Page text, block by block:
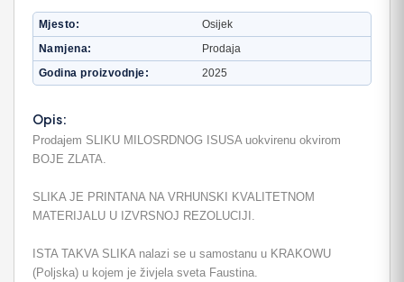
Mjesto
Osijek
Namjena
Prodaja
Godina proizvodnje
2025
Opis:
Prodajem SLIKU MILOSRDNOG ISUSA uokvirenu okvirom
BOJE ZLATA.
SLIKA JE PRINTANA NA VRHUNSKI KVALITETNOM
MATERIJALU U IZVRSNOJ REZOLUCIJI.
ISTA TAKVA SLIKA nalazi se u samostanu u KRAKOWU
(Poljska) u kojem je živjela sveta Faustina.